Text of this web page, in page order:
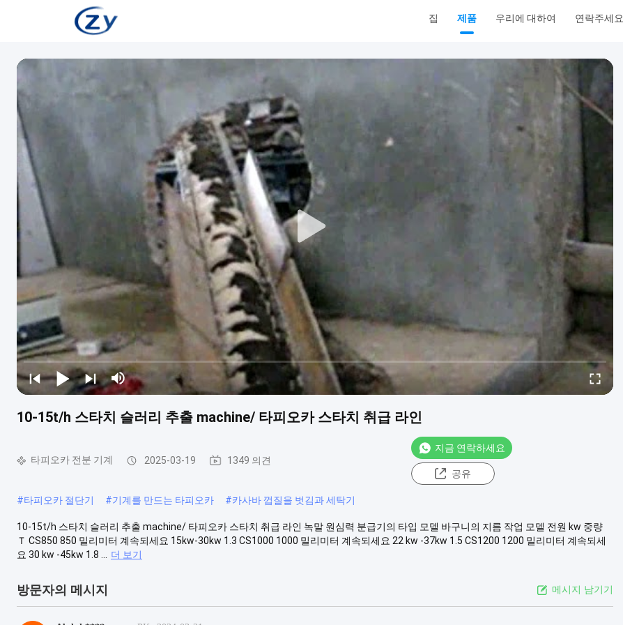
집 제품 우리에 대하여 연락주세요
10-15t/h 스타치 슬러리 추출 machine/ 타피오카 스타치 취급 라인
타피오카 전분 기계 2025-03-19 1349 의견
지금 연락하세요
공유
#타피오카 절단기 #기계를 만드는 타피오카 #카사바 껍질을 벗김과 세탁기
10-15t/h 스타치 슬러리 추출 machine/ 타피오카 스타치 취급 라인 녹말 원심력 분급기의 타입 모델 바구니의 지름 작업 모델 전원 kw 중량
Ｔ CS850 850 밀리미터 계속되세요 15kw-30kw 1.3 CS1000 1000 밀리미터 계속되세요 22 kw -37kw 1.5 CS1200 1200 밀리미터 계속되세
요 30 kw -45kw 1.8 ...
더 보기
방문자의 메시지 메시지 남기기